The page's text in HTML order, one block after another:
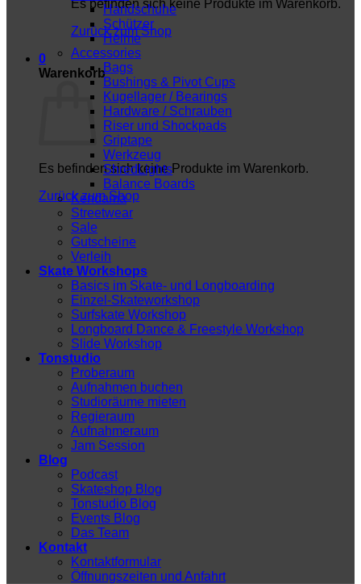
Es befinden sich keine Produkte im Warenkorb.
Zurück zum Shop
0
Warenkorb
Es befinden sich keine Produkte im Warenkorb.
Zurück zum Shop
Handschuhe
Schützer
Helme
Accessories
Bags
Bushings & Pivot Cups
Kugellager / Bearings
Hardware / Schrauben
Riser und Shockpads
Griptape
Werkzeug
ShredLights
Balance Boards
Kendama
Streetwear
Sale
Gutscheine
Verleih
Skate Workshops
Basics im Skate- und Longboarding
Einzel-Skateworkshop
Surfskate Workshop
Longboard Dance & Freestyle Workshop
Slide Workshop
Tonstudio
Proberaum
Aufnahmen buchen
Studioräume mieten
Regieraum
Aufnahmeraum
Jam Session
Blog
Podcast
Skateshop Blog
Tonstudio Blog
Events Blog
Das Team
Kontakt
Kontaktformular
Öffnungszeiten und Anfahrt